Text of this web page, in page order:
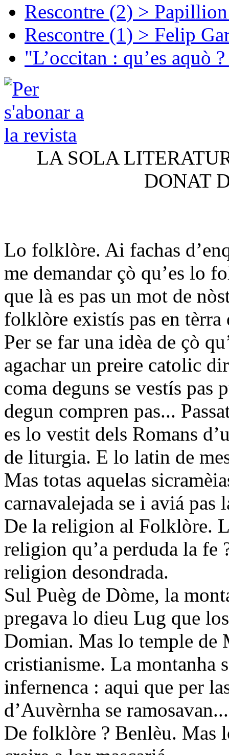
Rescontre (2) >
Rescontre (1) > Felip
"L’occitan : qu’es aquò
LA SOLA
DONAT
Lo folklòre. Ai fachas
me demandar çò qu’es lo
que là es pas un mot de
folklòre existís pas en tèrra
Per se far una idèa de çò
agachar un preire catolic
coma deguns se vestís pas
degun compren pas...
es lo vestit dels Romans
de liturgia. E lo latin de
Mas totas aquelas
carnavalejada se i aviá pas
De la religion al Folklòre.
religion qu’a perduda la fe
religion desondrada.
Sul Puèg de Dòme, la
pregava lo dieu Lug que
Domian. Mas lo temple de
cristianisme. La montanha
infernenca : aqui que per
d’Auvèrnha se ramosavan...
De folklòre ? Benlèu. Mas